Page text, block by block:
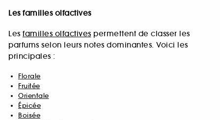
Les familles olfactives
Les familles olfactives permettent de classer les
parfums selon leurs notes dominantes. Voici les
principales :
Florale
Fruitée
Orientale
Épicée
Boisée